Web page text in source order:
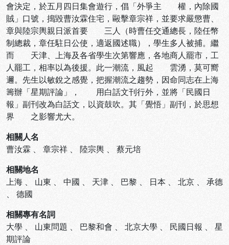
會決定，於五月四日集會遊行，倡「外爭主 權，內除國
賊」口號，搗毀曹汝霖住宅，毆擊章宗祥，並要求嚴懲曹、
章與陸宗輿親日派首要 三人（時曹任交通總長，陸任幣
制總裁，章任駐日公使，適返國述職），學生多人被捕。繼
而 天津、上海及各省學生次第響應，各地商人罷市，工
人罷工，相率以為後援。此一潮流，風起 雲湧，莫可嚮
邇。先生以敏銳之感覺，把握潮流之趨勢，因命同志在上海
籌辦「星期評論」， 用白話文刊行外，並將「民國日
報」副刊改為白話文，以資鼓吹。其「覺悟」副刊，於思想
界 之影響尤大。
相關人名
曹汝霖 、 章宗祥 、 陸宗輿 、 蔡元培
相關地名
上海 、 山東 、 中國 、 天津 、 巴黎 、 日本 、 北京 、 承德
、 德國
相關專有名詞
大學 、 山東問題 、 巴黎和會 、 北京大學 、 民國日報 、 星
期評論